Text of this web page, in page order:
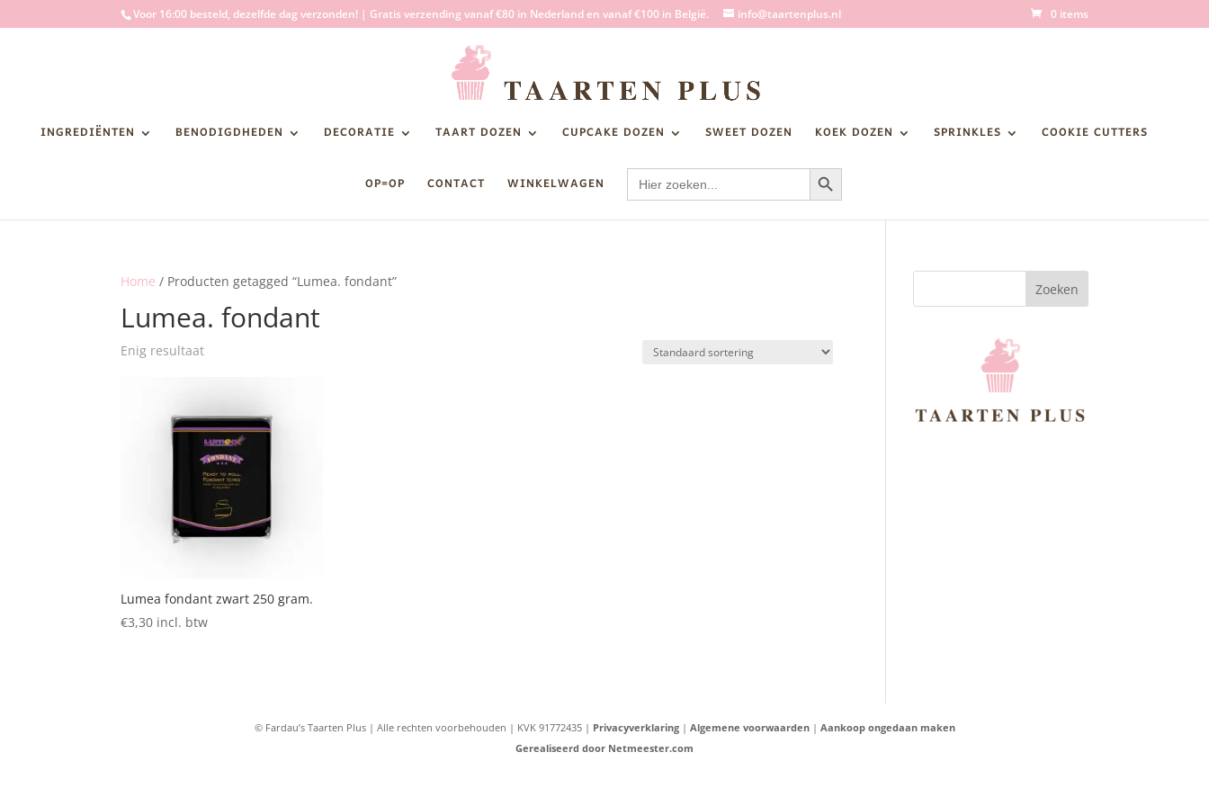
Voor 16:00 besteld, dezelfde dag verzonden! | Gratis verzending vanaf €80 in Nederland en vanaf €100 in België. info@taartenplus.nl 0 items
INGREDIËNTEN BENODIGDHEDEN DECORATIE TAART DOZEN CUPCAKE DOZEN SWEET DOZEN KOEK DOZEN SPRINKLES COOKIE CUTTERS
OP=OP CONTACT WINKELWAGEN Zoek
naar:
Zoekknop
Home / Producten getagged “Lumea. fondant”
Lumea. fondant
Enig resultaat
Lumea fondant zwart 250 gram.
€3,30 incl. btw
Zoeken
© Fardau’s Taarten Plus | Alle rechten voorbehouden | KVK 91772435 | Privacyverklaring| Algemene voorwaarden| Aankoop ongedaan maken
Gerealiseerd door Netmeester.com